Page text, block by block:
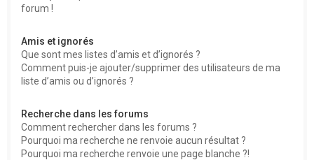
forum !
Amis et ignorés
Que sont mes listes d’amis et d’ignorés ?
Comment puis-je ajouter/supprimer des utilisateurs de ma
liste d’amis ou d’ignorés ?
Recherche dans les forums
Comment rechercher dans les forums ?
Pourquoi ma recherche ne renvoie aucun résultat ?
Pourquoi ma recherche renvoie une page blanche ?!